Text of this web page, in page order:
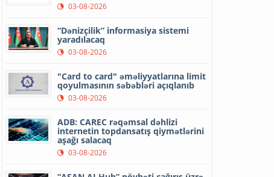
03-08-2026
“Dənizçilik” informasiya sistemi
yaradılacaq
03-08-2026
"Card to card" əməliyyatlarına limit
qoyulmasının səbəbləri açıqlanıb
03-08-2026
ADB: CAREC rəqəmsal dəhlizi
internetin topdansatış qiymətlərini
aşağı salacaq
03-08-2026